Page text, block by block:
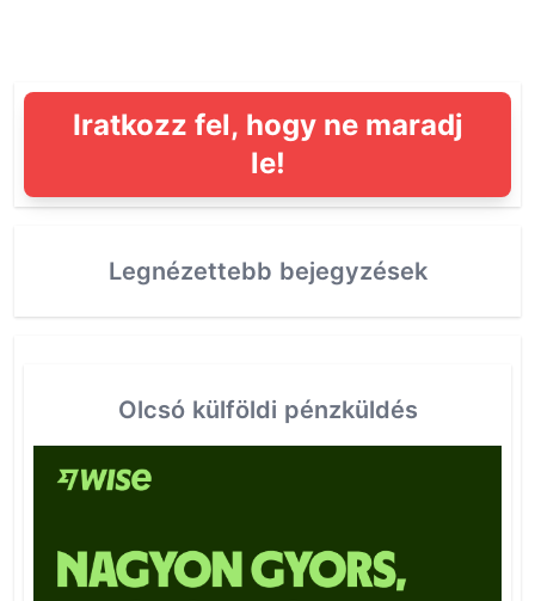
Iratkozz fel, hogy ne maradj
le!
Legnézettebb bejegyzések
Olcsó külföldi pénzküldés